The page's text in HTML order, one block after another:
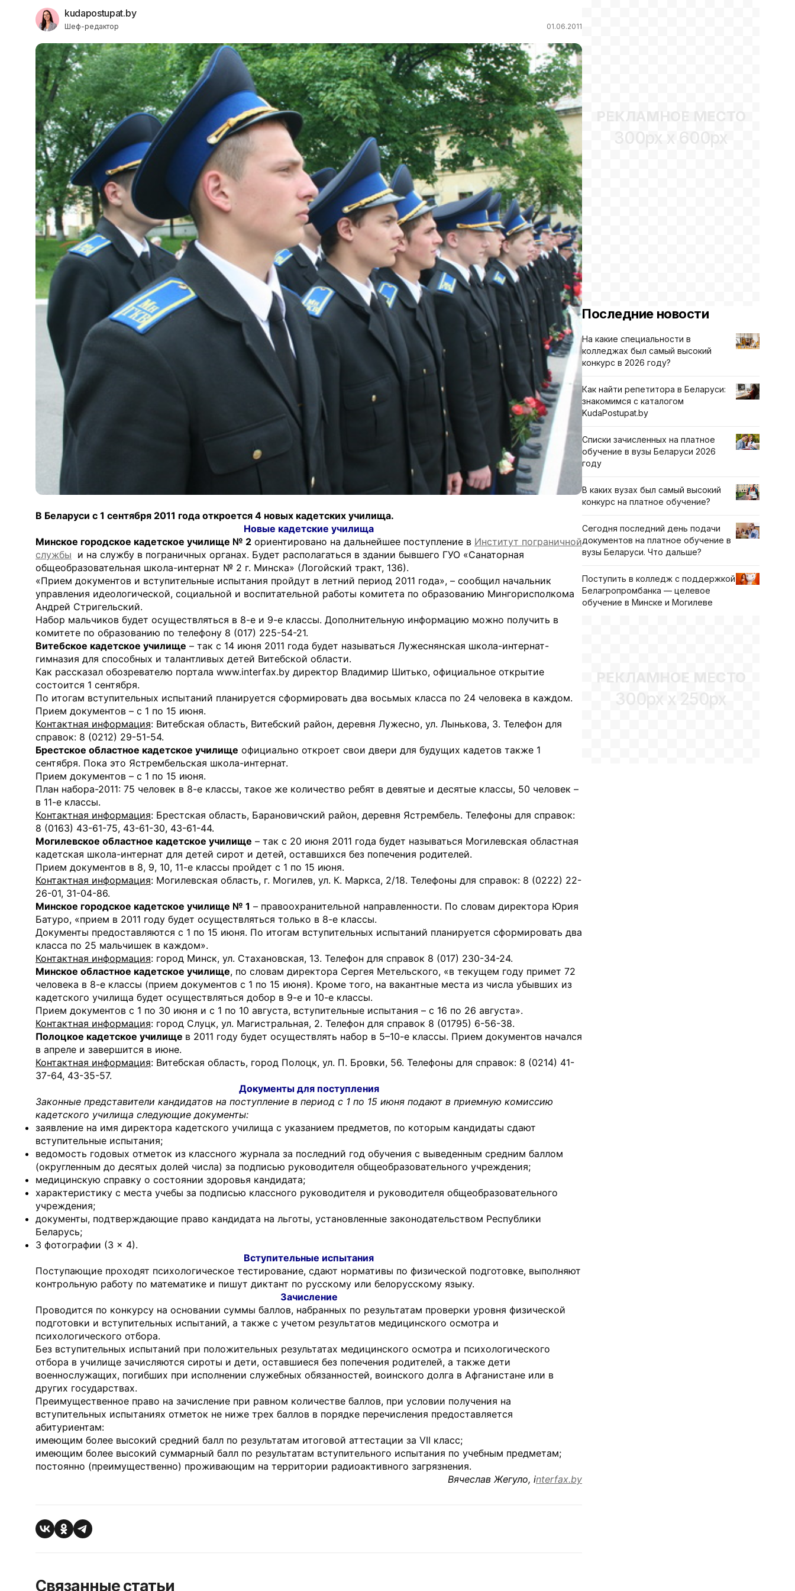
kudapostupat.by
Шеф-редактор 01.06.2011
В Беларуси с 1 сентября 2011 года откроется 4 новых кадетских училища.
Новые кадетские училища
Минское городское кадетское училище № 2 ориентировано на дальнейшее поступление в Институт пограничной
службы и на службу в пограничных органах. Будет располагаться в здании бывшего ГУО «Санаторная
общеобразовательная школа-интернат № 2 г. Минска» (Логойский тракт, 136).
«Прием документов и вступительные испытания пройдут в летний период 2011 года», – сообщил начальник
управления идеологической, социальной и воспитательной работы комитета по образованию Мингорисполкома
Андрей Стригельский.
Набор мальчиков будет осуществляться в 8-е и 9-е классы. Дополнительную информацию можно получить в
комитете по образованию по телефону 8 (017) 225-54-21.
Витебское кадетское училище – так с 14 июня 2011 года будет называться Лужеснянская школа-интернат-
гимназия для способных и талантливых детей Витебской области.
Как рассказал обозревателю портала www.interfax.by директор Владимир Шитько, официальное открытие
состоится 1 сентября.
По итогам вступительных испытаний планируется сформировать два восьмых класса по 24 человека в каждом.
Прием документов – с 1 по 15 июня.
Контактная информация: Витебская область, Витебский район, деревня Лужесно, ул. Лынькова, 3. Телефон для
справок: 8 (0212) 29-51-54.
Брестское областное кадетское училище официально откроет свои двери для будущих кадетов также 1
сентября. Пока это Ястрембельская школа-интернат.
Прием документов – с 1 по 15 июня.
План набора-2011: 75 человек в 8-е классы, такое же количество ребят в девятые и десятые классы, 50 человек –
в 11-е классы.
Контактная информация: Брестская область, Барановичский район, деревня Ястрембель. Телефоны для справок:
8 (0163) 43-61-75, 43-61-30, 43-61-44.
Могилевское областное кадетское училище – так с 20 июня 2011 года будет называться Могилевская областная
кадетская школа-интернат для детей сирот и детей, оставшихся без попечения родителей.
Прием документов в 8, 9, 10, 11-е классы пройдет с 1 по 15 июня.
Контактная информация: Могилевская область, г. Могилев, ул. К. Маркса, 2/18. Телефоны для справок: 8 (0222) 22-
26-01, 31-04-86.
Минское городское кадетское училище № 1 – правоохранительной направленности. По словам директора Юрия
Батуро, «прием в 2011 году будет осуществляться только в 8-е классы.
Документы предоставляются с 1 по 15 июня. По итогам вступительных испытаний планируется сформировать два
класса по 25 мальчишек в каждом».
Контактная информация: город Минск, ул. Стахановская, 13. Телефон для справок 8 (017) 230-34-24.
Минское областное кадетское училище, по словам директора Сергея Метельского, «в текущем году примет 72
человека в 8-е классы (прием документов с 1 по 15 июня). Кроме того, на вакантные места из числа убывших из
кадетского училища будет осуществляться добор в 9-е и 10-е классы.
Прием документов с 1 по 30 июня и с 1 по 10 августа, вступительные испытания – с 16 по 26 августа».
Контактная информация: город Слуцк, ул. Магистральная, 2. Телефон для справок 8 (01795) 6-56-38.
Полоцкое кадетское училище в 2011 году будет осуществлять набор в 5–10-е классы. Прием документов начался
в апреле и завершится в июне.
Контактная информация: Витебская область, город Полоцк, ул. П. Бровки, 56. Телефоны для справок: 8 (0214) 41-
37-64, 43-35-57.
Документы для поступления
Законные представители кандидатов на поступление в период с 1 по 15 июня подают в приемную комиссию
кадетского училища следующие документы:
заявление на имя директора кадетского училища с указанием предметов, по которым кандидаты сдают
вступительные испытания;
ведомость годовых отметок из классного журнала за последний год обучения с выведенным средним баллом
(округленным до десятых долей числа) за подписью руководителя общеобразовательного учреждения;
медицинскую справку о состоянии здоровья кандидата;
характеристику с места учебы за подписью классного руководителя и руководителя общеобразовательного
учреждения;
документы, подтверждающие право кандидата на льготы, установленные законодательством Республики
Беларусь;
3 фотографии (3 × 4).
Вступительные испытания
Поступающие проходят психологическое тестирование, сдают нормативы по физической подготовке, выполняют
контрольную работу по математике и пишут диктант по русскому или белорусскому языку.
Зачисление
Проводится по конкурсу на основании суммы баллов, набранных по результатам проверки уровня физической
подготовки и вступительных испытаний, а также с учетом результатов медицинского осмотра и
психологического отбора.
Без вступительных испытаний при положительных результатах медицинского осмотра и психологического
отбора в училище зачисляются сироты и дети, оставшиеся без попечения родителей, а также дети
военнослужащих, погибших при исполнении служебных обязанностей, воинского долга в Афганистане или в
других государствах.
Преимущественное право на зачисление при равном количестве баллов, при условии получения на
вступительных испытаниях отметок не ниже трех баллов в порядке перечисления предоставляется
абитуриентам:
имеющим более высокий средний балл по результатам итоговой аттестации за VII класс;
имеющим более высокий суммарный балл по результатам вступительного испытания по учебным предметам;
постоянно (преимущественно) проживающим на территории радиоактивного загрязнения.
Вячеслав Жегуло, interfax.by
Связанные статьи
РЕКЛАМНОЕ МЕСТО
300px x 600px
Последние новости
На какие специальности в
колледжах был самый высокий
конкурс в 2026 году?
Как найти репетитора в Беларуси:
знакомимся с каталогом
KudaPostupat.by
Списки зачисленных на платное
обучение в вузы Беларуси 2026
году
В каких вузах был самый высокий
конкурс на платное обучение?
Сегодня последний день подачи
документов на платное обучение в
вузы Беларуси. Что дальше?
Поступить в колледж с поддержкой
Белагропромбанка — целевое
обучение в Минске и Могилеве
РЕКЛАМНОЕ МЕСТО
300px x 250px